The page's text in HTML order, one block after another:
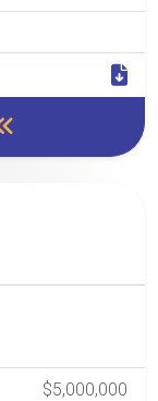
$5,000,000